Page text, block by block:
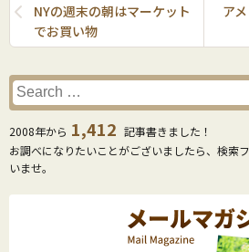
NYの週末の朝はマーケット
でお買い物
ア
2008年から 1,412 記事書きました！
お調べになりたいことがございましたら、検索
いませ。